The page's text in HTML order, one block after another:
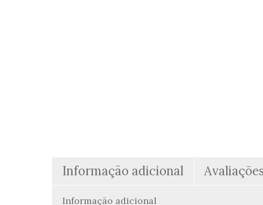
Informação adicional
Informação adicional